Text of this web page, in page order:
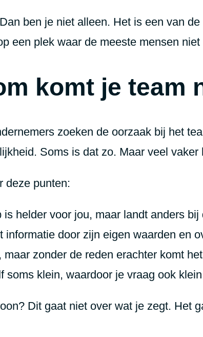
ben je niet alleen. Het is een van
een plek waar de meeste mensen niet
komt je team
zoeken de oorzaak bij het
Soms is dat zo. Maar veel vaker
deze punten:
is helder voor jou, maar landt anders bij
informatie door zijn eigen waarden en
maar zonder de reden erachter komt
soms klein, waardoor je vraag ook
Dit gaat niet over wat je zegt. Het